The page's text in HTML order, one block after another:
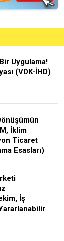
Uygulama!
(VDK-İHD)
İklim
Ticaret
Esasları)
İş